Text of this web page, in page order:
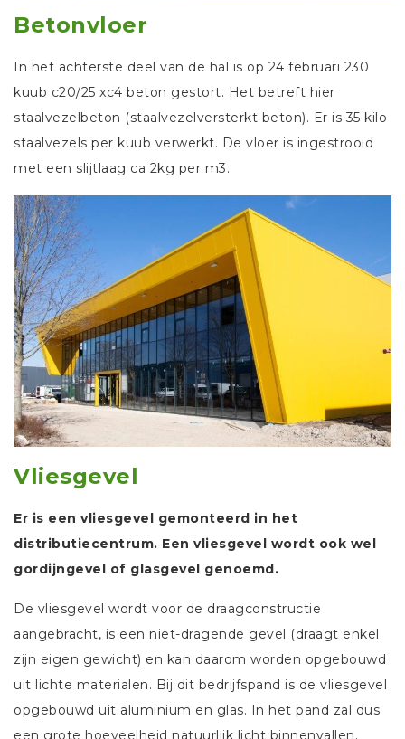
Betonvloer
In het achterste deel van de hal is op 24 februari 230
kuub c20/25 xc4 beton gestort. Het betreft hier
staalvezelbeton (staalvezelversterkt beton). Er is 35 kilo
staalvezels per kuub verwerkt. De vloer is ingestrooid
met een slijtlaag ca 2kg per m3.
Vliesgevel
Er is een vliesgevel gemonteerd in het
distributiecentrum. Een vliesgevel wordt ook wel
gordijngevel of glasgevel genoemd.
De vliesgevel wordt voor de draagconstructie
aangebracht, is een niet-dragende gevel (draagt enkel
zijn eigen gewicht) en kan daarom worden opgebouwd
uit lichte materialen. Bij dit bedrijfspand is de vliesgevel
opgebouwd uit aluminium en glas. In het pand zal dus